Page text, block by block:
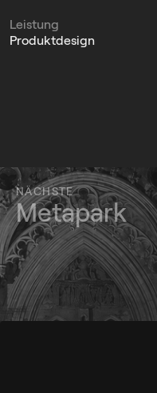
Leistung
Produktdesign
NÄCHSTE
Metapark